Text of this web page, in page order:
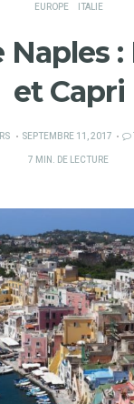
EUROPE ITALIE
Naples
et Capri
PUBLIÉ
SUR
SEPTEMBRE 11, 2017
7 MIN. DE LECTURE